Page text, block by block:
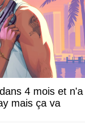
4 mois et n'a
mais ça va